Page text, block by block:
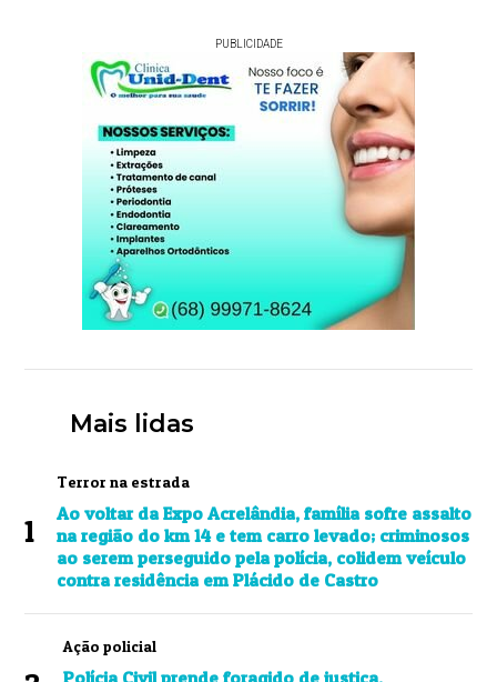
PUBLICIDADE
Mais lidas
1
Terror na estrada
Ao voltar da Expo Acrelândia, família sofre assalto
na região do km 14 e tem carro levado; criminosos
ao serem perseguido pela polícia, colidem veículo
contra residência em Plácido de Castro
Ação policial